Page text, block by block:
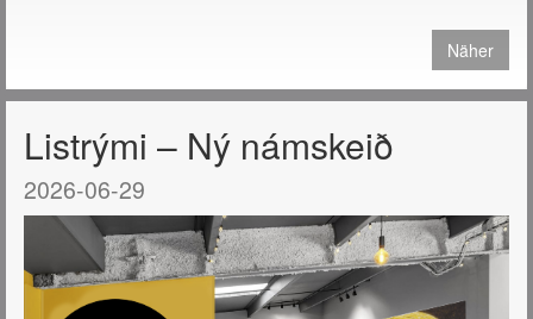
Näher
Listrými – Ný námskeið
2026-06-29